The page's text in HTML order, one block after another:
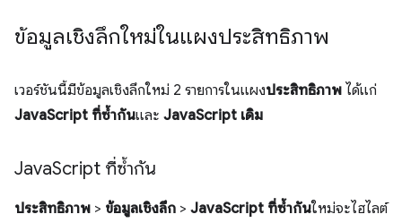
ข้อมูลเชิงลึกใหม่ในแผงประสิทธิภาพ
เวอร์ชันนี้มีข้อมูลเชิงลึกใหม่ 2 รายการในแผงประสิทธิภาพ ได้แก่
JavaScript ที่ซ้ำกันและ JavaScript เดิม
JavaScript ที่ซ้ำกัน
ประสิทธิภาพ > ข้อมูลเชิงลึก > JavaScript ที่ซ้ำกันใหม่จะไฮไลต์